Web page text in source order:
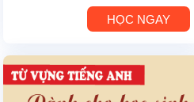
HỌC NGAY